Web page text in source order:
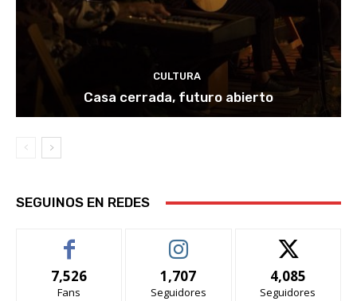
CULTURA
Casa cerrada, futuro abierto
SEGUINOS EN REDES
7,526
Fans
1,707
Seguidores
4,085
Seguidores